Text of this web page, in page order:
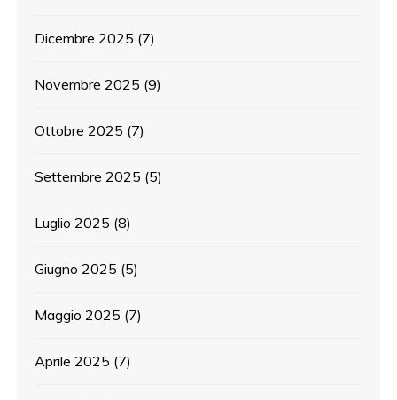
Dicembre 2025 (7)
Novembre 2025 (9)
Ottobre 2025 (7)
Settembre 2025 (5)
Luglio 2025 (8)
Giugno 2025 (5)
Maggio 2025 (7)
Aprile 2025 (7)